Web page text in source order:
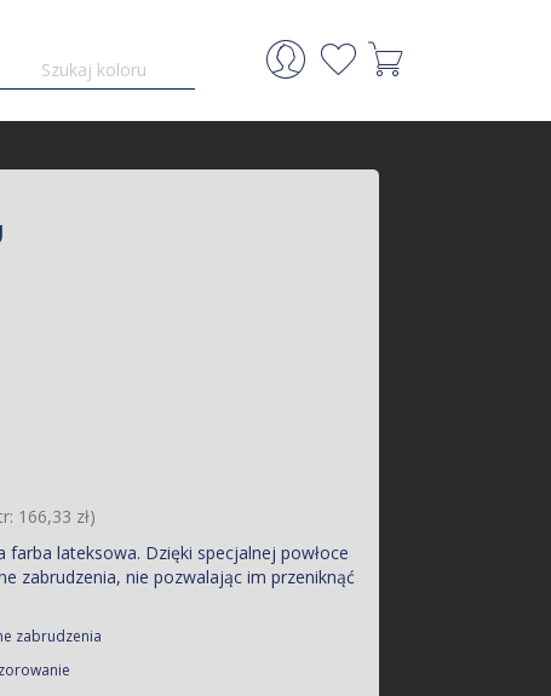
166,33 zł)
farba lateksowa. Dzięki specjalnej powłoce
zabrudzenia, nie pozwalając im przeniknąć
zabrudzenia